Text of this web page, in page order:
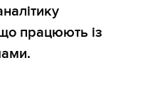
працюють із